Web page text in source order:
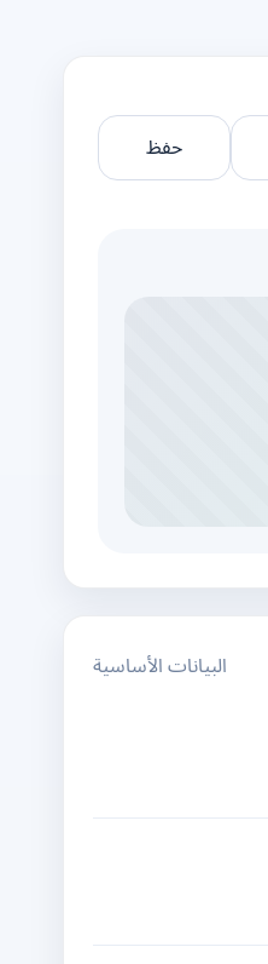
حفظ
البيانات الأساسية